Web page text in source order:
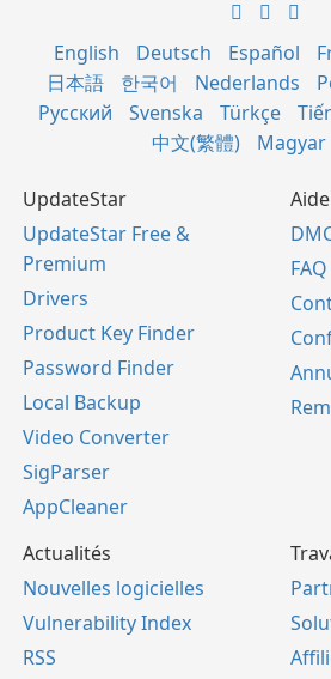
English Deutsch Español
日本語
한국어 Nederlands
Русский
Svenska Türkçe
中文(繁體)
Magyar
UpdateStar
UpdateStar Free &
Premium
Drivers
Product Key Finder
Password Finder
Local Backup
Video Converter
SigParser
AppCleaner
FAQ
Actualités
Nouvelles logicielles
Vulnerability Index
RSS